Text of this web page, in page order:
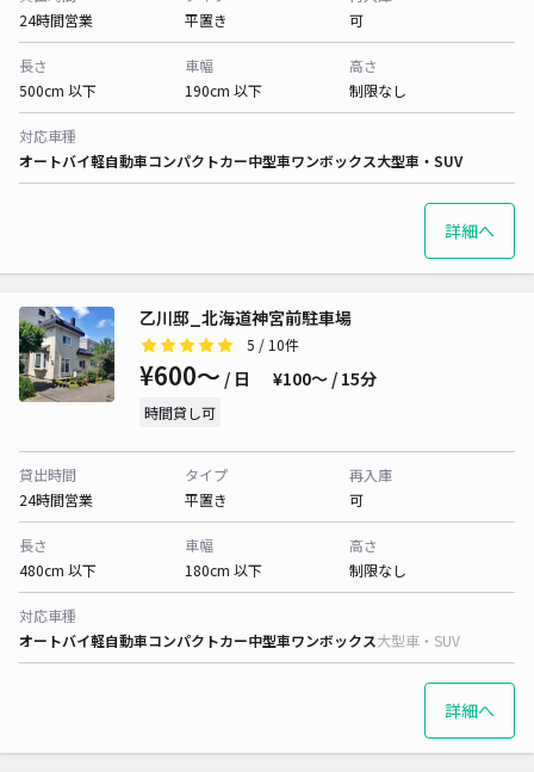
24時間営業
平置き
可
長さ
500cm 以下
車幅
190cm 以下
高さ
制限なし
対応車種
オートバイ軽自動車コンパクトカー中型車ワンボックス大型車・SUV
詳細へ
乙川邸_北海道神宮前駐車場
5 / 10件
¥600〜 / 日 ¥100〜 / 15分
時間貸し可
貸出時間
24時間営業
タイプ
平置き
再入庫
可
長さ
480cm 以下
車幅
180cm 以下
高さ
制限なし
対応車種
オートバイ軽自動車コンパクトカー中型車ワンボックス大型車・SUV
詳細へ